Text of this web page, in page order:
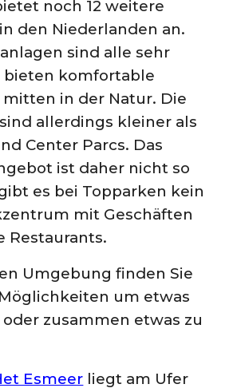
noch 12 weitere
den Niederlanden an.
sind alle sehr
bieten komfortable
in der Natur. Die
allerdings kleiner als
Center Parcs. Das
ist daher nicht so
es bei Topparken kein
mit Geschäften
Restaurants.
Umgebung finden Sie
um etwas
zusammen etwas zu
Esmeer liegt am Ufer